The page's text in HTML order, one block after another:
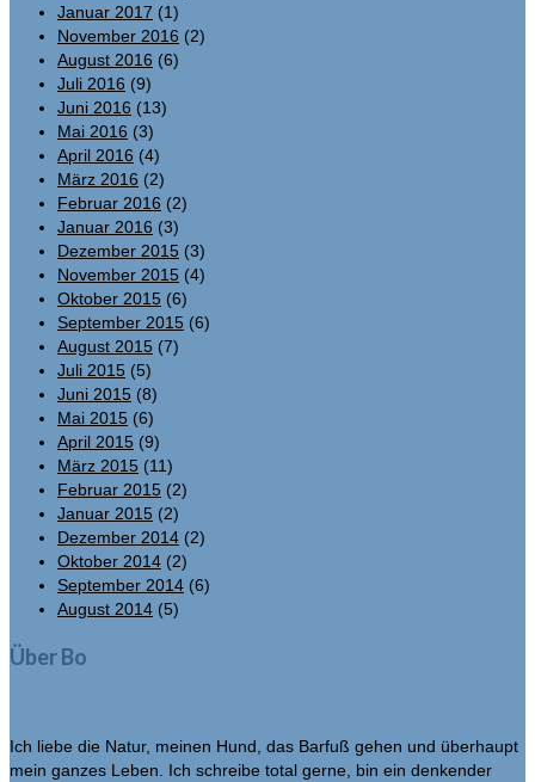
Januar 2017 (1)
November 2016 (2)
August 2016 (6)
Juli 2016 (9)
Juni 2016 (13)
Mai 2016 (3)
April 2016 (4)
März 2016 (2)
Februar 2016 (2)
Januar 2016 (3)
Dezember 2015 (3)
November 2015 (4)
Oktober 2015 (6)
September 2015 (6)
August 2015 (7)
Juli 2015 (5)
Juni 2015 (8)
Mai 2015 (6)
April 2015 (9)
März 2015 (11)
Februar 2015 (2)
Januar 2015 (2)
Dezember 2014 (2)
Oktober 2014 (2)
September 2014 (6)
August 2014 (5)
Über Bo
Ich liebe die Natur, meinen Hund, das Barfuß gehen und überhaupt
mein ganzes Leben. Ich schreibe total gerne, bin ein denkender